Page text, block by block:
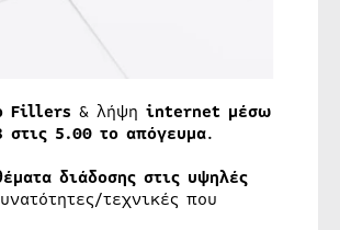
Fillers & λήψη internet μέσω
5.00 το απόγευμα.
διάδοσης στις υψηλές
τεχνικές που